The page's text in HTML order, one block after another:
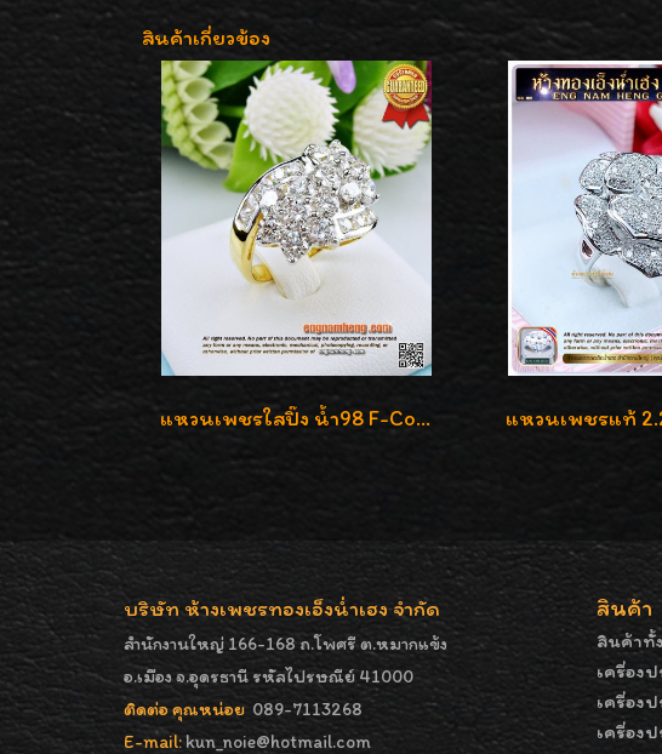
สินค้าเกี่ยวข้อง
แหวนเพชรใสปิ๊ง น้ำ98 F-Color/VVS1 น้ำหนักเพชรรวม 2.56 กะรัต ใส่เต็มนิ้วเพชรเป็นน้ำเป็นเนื้อสวยมากๆค่ะ
บริษัท ห้างเพชรทองเอ็งน่ำเฮง จำกัด
สำนักงานใหญ่ 166-168 ถ.โพศรี ต.หมากแข้ง
อ.เมือง จ.อุดรธานี รหัสไปรษณีย์ 41000
ติดต่อ คุณหน่อย 089-7113268
E-mail:kun_noie@hotmail.com
สินค้า
สินค้าทั้
เครื่อง
เครื่อง
เครื่อง